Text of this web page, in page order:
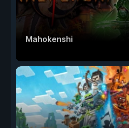
Mahokenshi